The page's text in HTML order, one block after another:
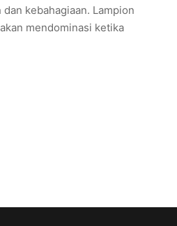
kebahagiaan. Lampion
mendominasi ketika